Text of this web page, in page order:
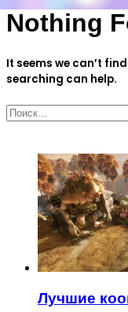
Nothing
It seems we can’t
searching can help.
Найти:
Лучшие